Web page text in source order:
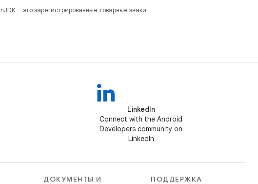
– это зарегистрированные товарные знаки
LinkedIn
Connect with the Android
Developers community on
LinkedIn
ДОКУМЕНТЫ И
ПОДДЕРЖКА